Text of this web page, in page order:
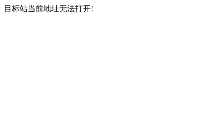
目标站当前地址无法打开!